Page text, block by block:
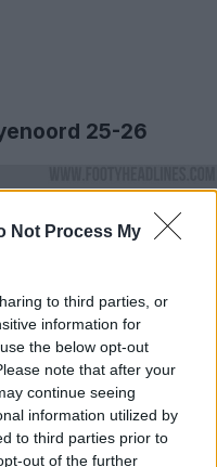
Not Process My
to third parties, or
information for
the below opt-out
note that after your
continue seeing
information utilized by
to third parties prior to
out of the further
25-26